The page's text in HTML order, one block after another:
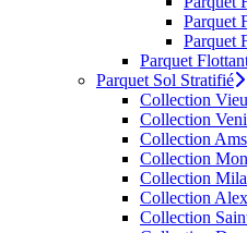
Parquet
Parquet
Parquet
Parquet Sol Stratifié
Collection
Collection
Collection
Collection
Collection
Collection
Collection